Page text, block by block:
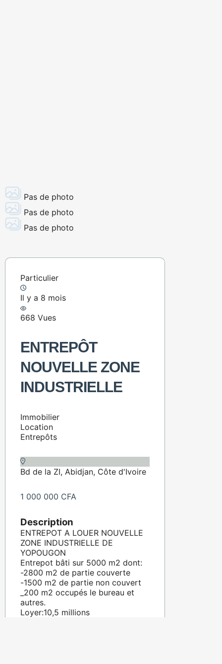
Pas de photo
Pas de photo
Pas de photo
Particulier
Il y a 8 mois
668 Vues
ENTREPÔT
NOUVELLE ZONE
INDUSTRIELLE
Immobilier
Location
Entrepôts
Bd de la ZI, Abidjan, Côte d'Ivoire
1 000 000 CFA
Description
ENTREPOT A LOUER NOUVELLE
ZONE INDUSTRIELLE DE
YOPOUGON
Entrepot bâti sur 5000 m2 dont:
-2800 m2 de partie couverte
-1500 m2 de partie non couvert
_200 m2 occupés le bureau et
autres.
Loyer:10,5 millions